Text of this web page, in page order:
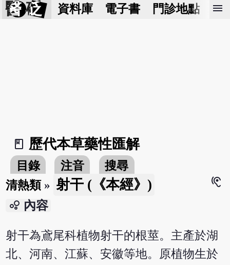
醫 砭 資料庫 電子書 門診地點 預
menu
book_2
歷代本草藥性匯解
目錄 注音
搜尋
清熱類» 射干 (《本經》)
hearing
bubble_chart 內容
射干為鳶尾科植物射干的根莖。主產於湖
北、河南、江蘇、安徽等地。原植物生於